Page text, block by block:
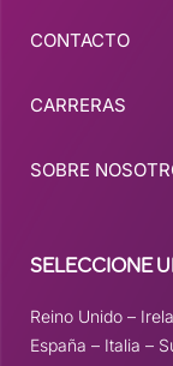
CONTACTO
CARRERAS
SOBRE
SELECCIONE
Reino Unido –
España – Italia –